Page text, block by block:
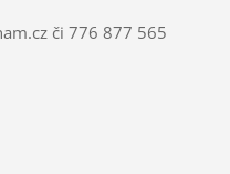
či 776 877 565